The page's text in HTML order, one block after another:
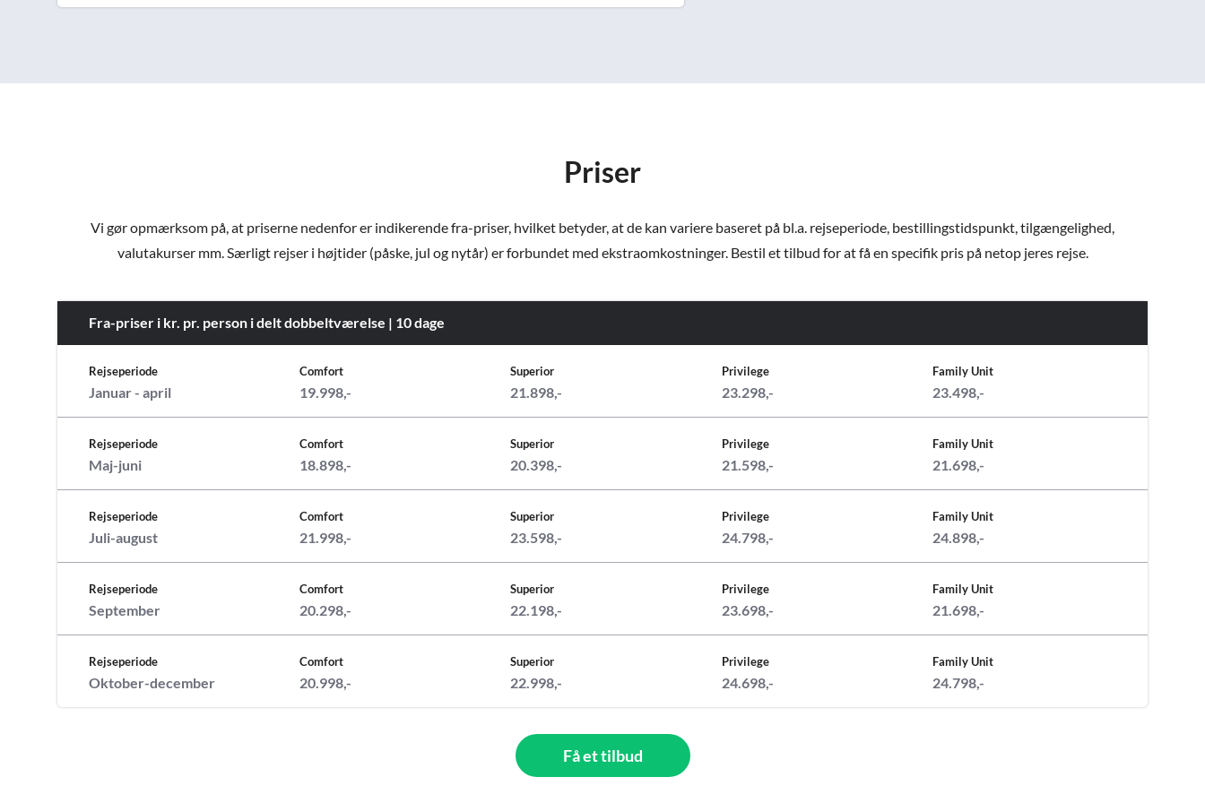
Priser
Vi gør opmærksom på, at priserne nedenfor er indikerende fra-priser, hvilket betyder, at de kan variere baseret på bl.a. rejseperiode, bestillingstidspunkt, tilgængelighed,
valutakurser mm. Særligt rejser i højtider (påske, jul og nytår) er forbundet med ekstraomkostninger. Bestil et tilbud for at få en specifik pris på netop jeres rejse.
Fra-priser i kr. pr. person i delt dobbeltværelse | 10 dage
Rejseperiode
Januar - april
Comfort
19.998,-
Superior
21.898,-
Privilege
23.298,-
Family Unit
23.498,-
Rejseperiode
Maj-juni
Comfort
18.898,-
Superior
20.398,-
Privilege
21.598,-
Family Unit
21.698,-
Rejseperiode
Juli-august
Comfort
21.998,-
Superior
23.598,-
Privilege
24.798,-
Family Unit
24.898,-
Rejseperiode
September
Comfort
20.298,-
Superior
22.198,-
Privilege
23.698,-
Family Unit
21.698,-
Rejseperiode
Oktober-december
Comfort
20.998,-
Superior
22.998,-
Privilege
24.698,-
Family Unit
24.798,-
Få et tilbud